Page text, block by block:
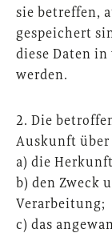
sie betreffen,
gespeichert
diese Daten
werden.
2. Die
Auskunft über
a) die
b) den Zweck
Verarbeitung;
c) das